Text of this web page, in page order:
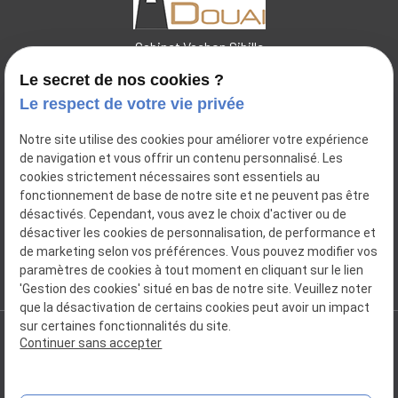
Cabinet Vachon Sibille
place
44 place Charles de Pollinchove
59500DOUAI
place
14 Bis Rue Pierre Ogée
59112ANNŒULLIN
phone 06.31.55.36.36
Le secret de nos cookies ?
Le respect de votre vie privée
Notre site utilise des cookies pour améliorer votre expérience
de navigation et vous offrir un contenu personnalisé. Les
cookies strictement nécessaires sont essentiels au
fonctionnement de base de notre site et ne peuvent pas être
désactivés. Cependant, vous avez le choix d'activer ou de
désactiver les cookies de personnalisation, de performance et
de marketing selon vos préférences. Vous pouvez modifier vos
paramètres de cookies à tout moment en cliquant sur le lien
'Gestion des cookies' situé en bas de notre site. Veuillez noter
que la désactivation de certains cookies peut avoir un impact
sur certaines fonctionnalités du site.
Continuer sans accepter